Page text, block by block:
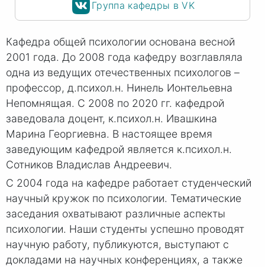
Группа кафедры в VK
Кафедра общей психологии основана весной
2001 года. До 2008 года кафедру возглавляла
одна из ведущих отечественных психологов –
профессор, д.психол.н. Нинель Ионтельевна
Непомнящая. С 2008 по 2020 гг. кафедрой
заведовала доцент, к.психол.н. Ивашкина
Марина Георгиевна. В настоящее время
заведующим кафедрой является к.психол.н.
Сотников Владислав Андреевич.
С 2004 года на кафедре работает студенческий
научный кружок по психологии. Тематические
заседания охватывают различные аспекты
психологии. Наши студенты успешно проводят
научную работу, публикуются, выступают с
докладами на научных конференциях, а также